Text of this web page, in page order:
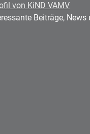
von KiND VAMV
Beiträge, News